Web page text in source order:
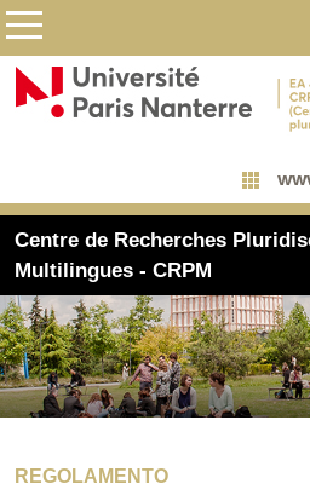
Centre de Recherches
Multilingues - CRPM
REGOLAMENTO